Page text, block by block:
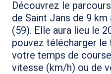
Découvrez le
de Saint Jans de 9
(59). Elle aura lieu le
pouvez télécharger
votre temps de
vitesse (km/h) ou de